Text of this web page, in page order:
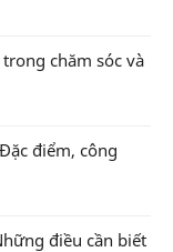
chăm sóc và
điểm, công
điều cần biết